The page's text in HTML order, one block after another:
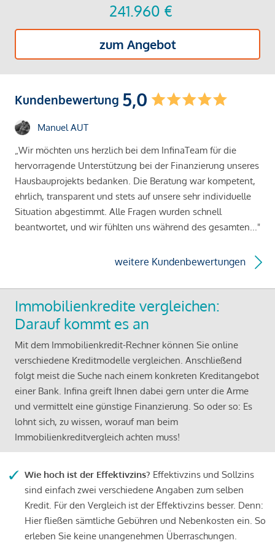
241.960 €
zum Angebot
Kundenbewertung 5,0
Manuel AUT
„Wir möchten uns herzlich bei dem InfinaTeam für die
hervorragende Unterstützung bei der Finanzierung unseres
Hausbauprojekts bedanken. Die Beratung war kompetent,
ehrlich, transparent und stets auf unsere sehr individuelle
Situation abgestimmt. Alle Fragen wurden schnell
beantwortet, und wir fühlten uns während des gesamten..."
weitere Kundenbewertungen
Immobilienkredite vergleichen:
Darauf kommt es an
Mit dem Immobilienkredit-Rechner können Sie online
verschiedene Kreditmodelle vergleichen. Anschließend
folgt meist die Suche nach einem konkreten Kreditangebot
einer Bank. Infina greift Ihnen dabei gern unter die Arme
und vermittelt eine günstige Finanzierung. So oder so: Es
lohnt sich, zu wissen, worauf man beim
Immobilienkreditvergleich achten muss!
Wie hoch ist der Effektivzins? Effektivzins und Sollzins
sind einfach zwei verschiedene Angaben zum selben
Kredit. Für den Vergleich ist der Effektivzins besser. Denn:
Hier fließen sämtliche Gebühren und Nebenkosten ein. So
erleben Sie keine unangenehmen Überraschungen.